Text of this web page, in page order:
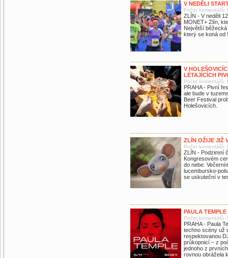
V NEDĚLI
Počet komentářů:
ZLÍN - V neděli
MONET+ Zlín,
Největší
který se koná od
V
LÉTAJÍCÍCH
Počet komentářů:
PRAHA - Pivní
ale bude v
Beer Festival
Holešovicích.
ZLÍN OŽIJE JIŽ
Počet komentářů:
ZLÍN - Podzimní
Kongresovém
do nebe.
lucembursko-
se uskuteční v
PAULA
Počet komentářů:
PRAHA - Paula
techno scény už
respektovanou
průkopnicí – z
jednoho z
rovnou obrážela